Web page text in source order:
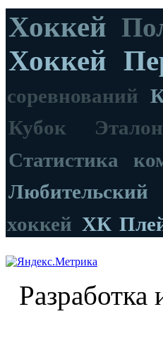
Хоккей
Хоккей
соревнований
Кубок
Статистика
Любительский
хоккей ХК